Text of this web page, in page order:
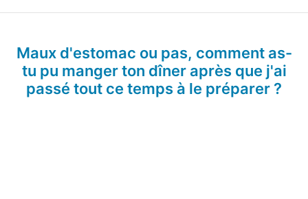
Maux d'estomac ou pas, comment as-
tu pu manger ton dîner après que j'ai
passé tout ce temps à le préparer ?